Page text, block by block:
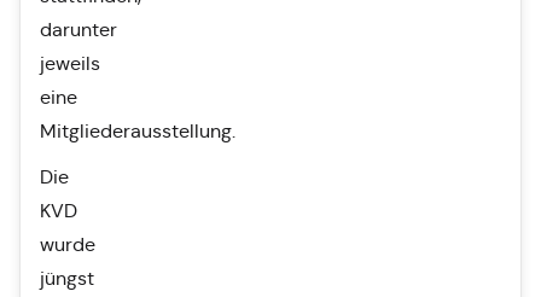
darunter
jeweils
eine
Mitgliederausstellung.
Die
KVD
wurde
jüngst